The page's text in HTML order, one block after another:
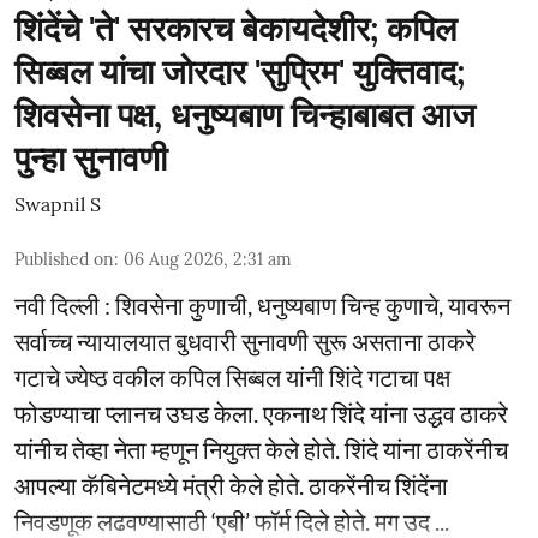
शिंदेंचे 'ते' सरकारच बेकायदेशीर; कपिल
सिब्बल यांचा जोरदार 'सुप्रिम' युक्तिवाद;
शिवसेना पक्ष, धनुष्यबाण चिन्हाबाबत आज
पुन्हा सुनावणी
Swapnil S
Published on: 06 Aug 2026, 2:31 am
नवी दिल्ली : शिवसेना कुणाची, धनुष्यबाण चिन्ह कुणाचे, यावरून
सर्वाच्च न्यायालयात बुधवारी सुनावणी सुरू असताना ठाकरे
गटाचे ज्येष्ठ वकील कपिल सिब्बल यांनी शिंदे गटाचा पक्ष
फोडण्याचा प्लानच उघड केला. एकनाथ शिंदे यांना उद्धव ठाकरे
यांनीच तेव्हा नेता म्हणून नियुक्त केले होते. शिंदे यांना ठाकरेंनीच
आपल्या कॅबिनेटमध्ये मंत्री केले होते. ठाकरेंनीच शिंदेंना
निवडणूक लढवण्यासाठी ‘एबी’ फॉर्म दिले होते. मग उद ...